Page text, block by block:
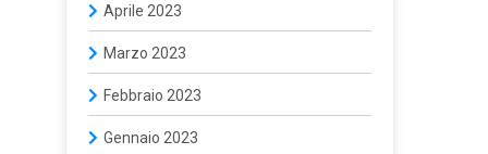
Aprile 2023
Marzo 2023
Febbraio 2023
Gennaio 2023